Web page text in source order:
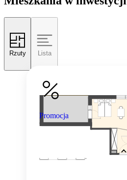
Rzuty Lista
Promocja